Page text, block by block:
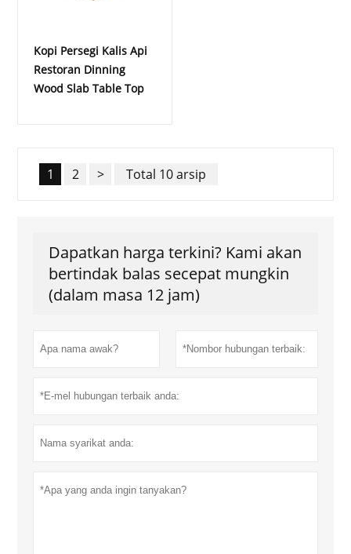
Kopi Persegi Kalis Api
Restoran Dinning
Wood Slab Table Top
1 2 > Total 10 arsip
Dapatkan harga terkini? Kami akan
bertindak balas secepat mungkin
(dalam masa 12 jam)